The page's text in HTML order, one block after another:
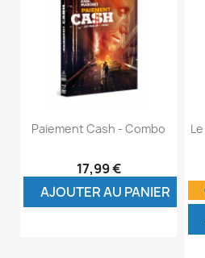
Paiement Cash - Combo
17,99 €
AJOUTER AU PANIER